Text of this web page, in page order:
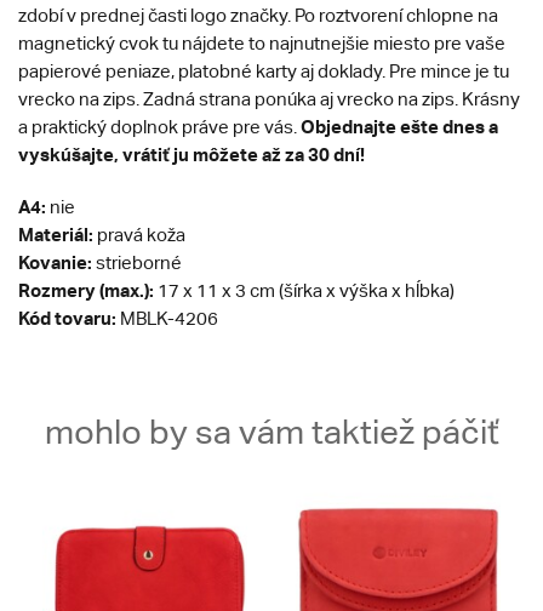
zdobí v prednej časti logo značky. Po roztvorení chlopne na
magnetický cvok tu nájdete to najnutnejšie miesto pre vaše
papierové peniaze, platobné karty aj doklady. Pre mince je tu
vrecko na zips. Zadná strana ponúka aj vrecko na zips. Krásny
a praktický doplnok práve pre vás. Objednajte ešte dnes a
vyskúšajte, vrátiť ju môžete až za 30 dní!
A4: nie
Materiál: pravá koža
Kovanie: strieborné
Rozmery (max.): 17 x 11 x 3 cm (šírka x výška x hĺbka)
Kód tovaru: MBLK-4206
mohlo by sa vám taktiež páčiť